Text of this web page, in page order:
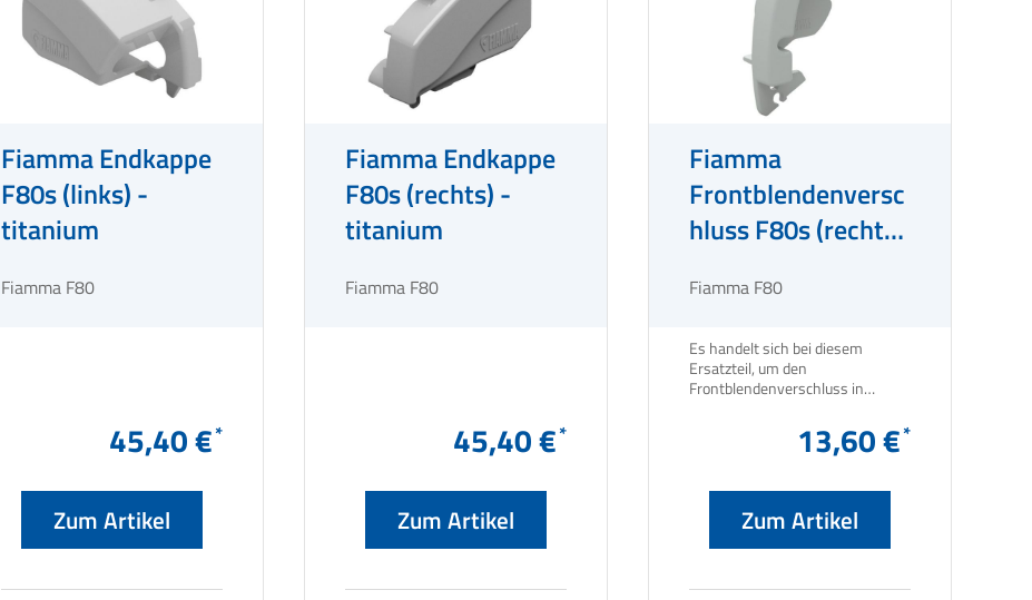
Fiamma Endkappe
F80s (links) -
titanium
Fiamma F80
45,40 €
Zum Artikel
Fiamma Endkappe
F80s (rechts) -
titanium
Fiamma F80
45,40 €
Zum Artikel
Fiamma
Frontblendenversc
hluss F80s (rechts)
Fiamma F80
Es handelt sich bei diesem
Ersatzteil, um den
Frontblendenverschluss in
4,6 cm Gewicht 50 g Technische
Informationen: Farbe Polarweiß
Ausrichtung Rechts Markisentyp
F80 S 290 - 450
13,60 €
Zum Artikel